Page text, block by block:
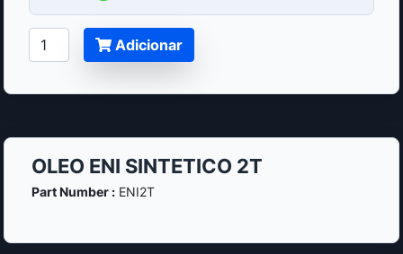
Adicionar
OLEO ENI SINTETICO 2T
Part Number :ENI2T